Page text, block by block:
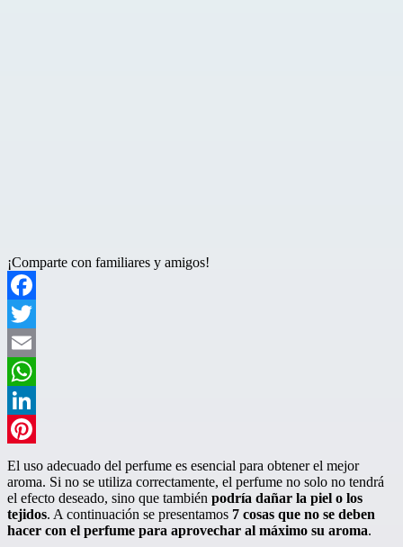
¡Comparte con familiares y amigos!
Facebook
Twitter
Email
WhatsApp
LinkedIn
Pinterest
El uso adecuado del perfume es esencial para obtener el mejor
aroma. Si no se utiliza correctamente, el perfume no solo no tendrá
el efecto deseado, sino que también podría dañar la piel o los
tejidos. A continuación se presentamos 7 cosas que no se deben
hacer con el perfume para aprovechar al máximo su aroma.